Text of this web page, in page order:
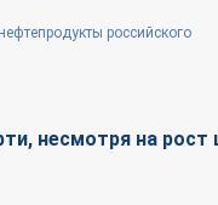
российского
несмотря на рост